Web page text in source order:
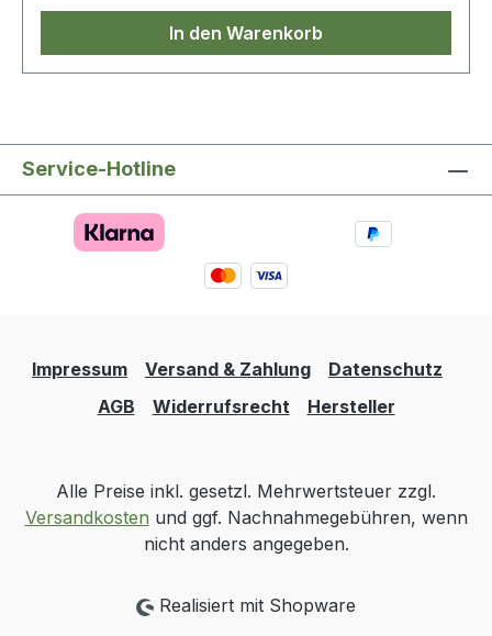
In den Warenkorb
Service-Hotline
Impressum Versand & Zahlung
Datenschutz
AGB
Widerrufsrecht Hersteller
Alle Preise inkl. gesetzl. Mehrwertsteuer zzgl.
Versandkosten und ggf. Nachnahmegebühren, wenn
nicht anders angegeben.
Realisiert mit Shopware